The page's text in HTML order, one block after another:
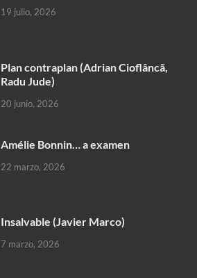
19 julio, 2026
Plan contraplan (Adrian Cioflâncã,
Radu Jude)
20 junio, 2026
Amélie Bonnin… a examen
22 marzo, 2026
Insalvable (Javier Marco)
7 marzo, 2026